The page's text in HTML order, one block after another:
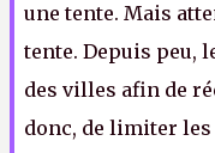
une tente. Mais
tente. Depuis peu,
des villes afin de
donc, de limiter